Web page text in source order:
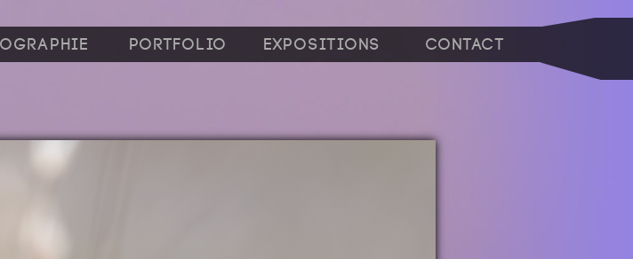
Portfolio Expositions Contact